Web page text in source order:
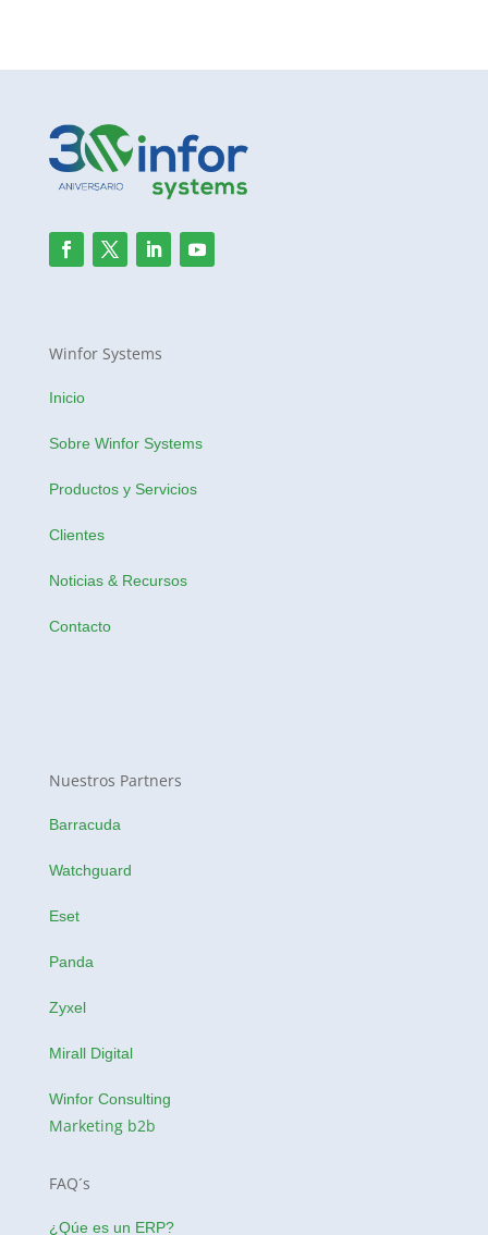
Winfor Systems
Inicio
Sobre Winfor Systems
Productos y Servicios
Clientes
Noticias & Recursos
Contacto
Nuestros Partners
Barracuda
Watchguard
Eset
Panda
Zyxel
Mirall Digital
Winfor Consulting
Marketing b2b
FAQ´s
¿Qúe es un ERP?